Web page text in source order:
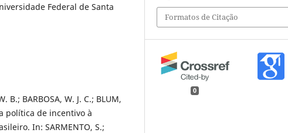
Federal de Santa
B.; BARBOSA, W. J. C.; BLUM,
política de incentivo à
In: SARMENTO, S.;
Formatos de Citação
0